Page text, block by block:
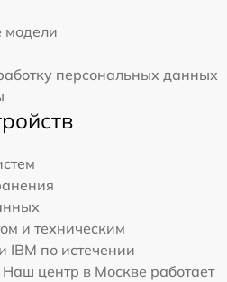
модели
персональных данных
и техническим
IBM по истечении
центр в Москве работает